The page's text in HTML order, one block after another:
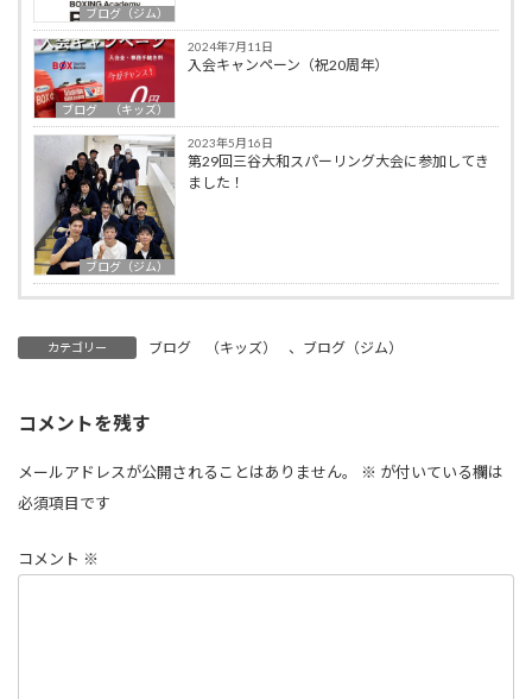
ブログ（ジム）
ブログ （キッズ）
2024年7月11日
入会キャンペーン（祝20周年）
ブログ（ジム）
2023年5月16日
第29回三谷大和スパーリング大会に参加してき
ました！
カテゴリー ブログ （キッズ） 、 ブログ（ジム）
コメントを残す
メールアドレスが公開されることはありません。 ※ が付いている欄は
必須項目です
コメント ※